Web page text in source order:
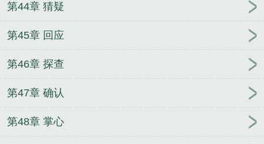
第44章 猜疑
第45章 回应
第46章 探查
第47章 确认
第48章 掌心